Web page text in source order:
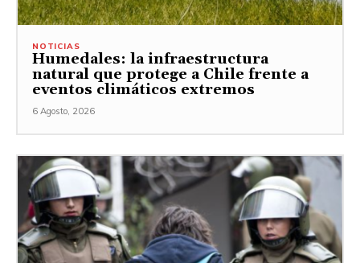
NOTICIAS
Humedales: la infraestructura
natural que protege a Chile frente a
eventos climáticos extremos
6 Agosto, 2026